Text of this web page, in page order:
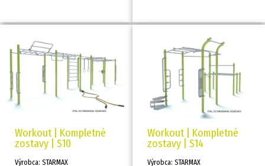
Workout | Kompletné
zostavy | S10
Výrobca: STARMAX
Workout | Kompletné
zostavy | S14
Výrobca: STARMAX